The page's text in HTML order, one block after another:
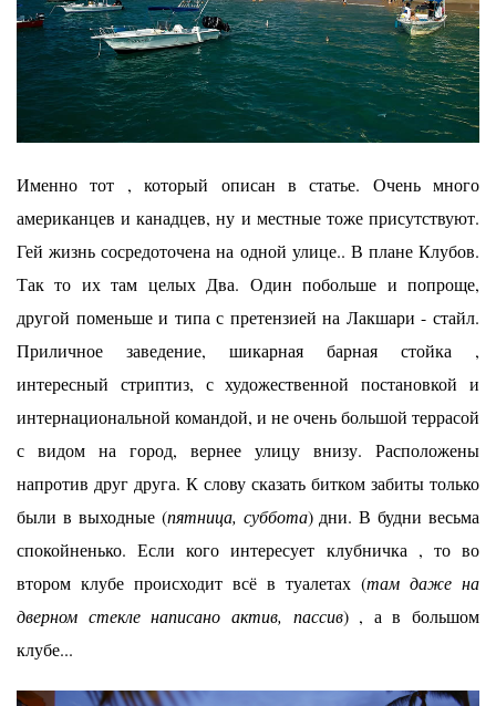
Именно тот , который описан в статье. Очень много
американцев и канадцев, ну и местные тоже присутствуют.
Гей жизнь сосредоточена на одной улице.. В плане Клубов.
Так то их там целых Два. Один побольше и попроще,
другой поменьше и типа с претензией на Лакшари - стайл.
Приличное заведение, шикарная барная стойка ,
интересный стриптиз, с художественной постановкой и
интернациональной командой, и не очень большой террасой
с видом на город, вернее улицу внизу. Расположены
напротив друг друга. К слову сказать битком забиты только
были в выходные (пятница, суббота) дни. В будни весьма
спокойненько. Если кого интересует клубничка , то во
втором клубе происходит всё в туалетах (там даже на
дверном стекле написано актив, пассив) , а в большом
клубе...